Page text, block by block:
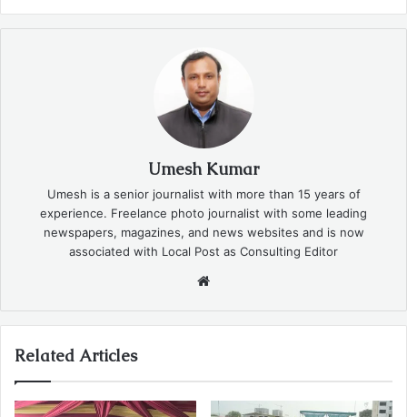
Umesh Kumar
Umesh is a senior journalist with more than 15 years of
experience. Freelance photo journalist with some leading
newspapers, magazines, and news websites and is now
associated with Local Post as Consulting Editor
Related Articles